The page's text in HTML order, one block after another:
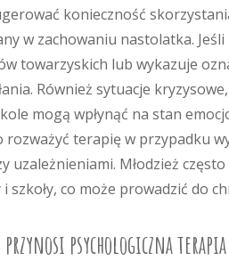
konieczność
w zachowaniu nastolatka.
towarzyskich lub wykazuje
Również sytuacje
mogą wpłynąć na stan
rozważyć terapię w przypadku
uzależnieniami. Młodzież
szkoły, co może prowadzić do
psychologiczna